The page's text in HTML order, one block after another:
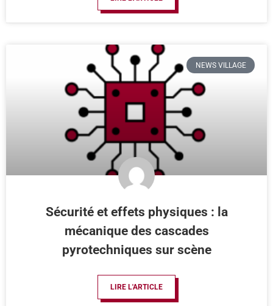
NEWS VILLAGE
Sécurité et effets physiques : la
mécanique des cascades
pyrotechniques sur scène
LIRE L'ARTICLE